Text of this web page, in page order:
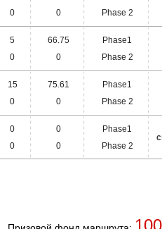
0
0
Phase 2
5
0
66.75
0
Phase1
Phase 2
15
0
75.61
0
Phase1
Phase 2
0
0
0
0
Phase1
Phase 2